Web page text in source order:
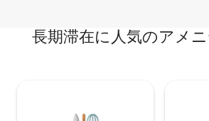
長期滞在に人気のアメ